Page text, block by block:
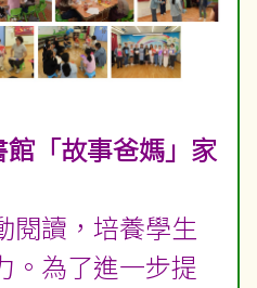
「故事爸媽」家
閱讀，培養學生
。為了進一步提